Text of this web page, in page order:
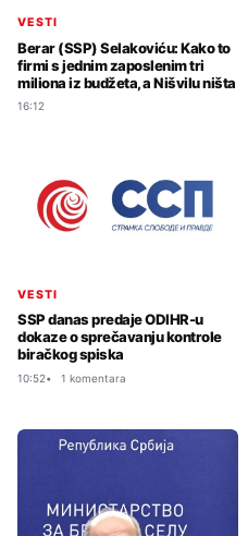
VESTI
Berar (SSP) Selakoviću: Kako to
firmi s jednim zaposlenim tri
miliona iz budžeta, a Nišvilu ništa
16:12
VESTI
SSP danas predaje ODIHR-u
dokaze o sprečavanju kontrole
biračkog spiska
10:52 1 komentara